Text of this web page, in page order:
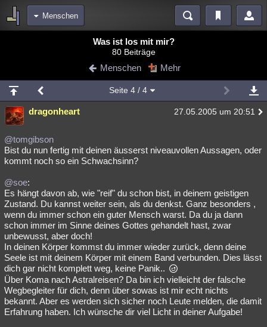
Menschen
Blogs
Chat Wiki Neuigkeiten
meine Rubriken
Menschen Wissenschaft Mystery Kriminalfälle
Spiritualität
Natur Umfragen Unterhaltung
weitere Rubriken
Philosophie Träume Orte Esoterik Literatur
Astronomie Helpdesk Gruppen Gaming Filme
Musik Clash Verbesserungen Allmystery English
Übersichten
Besucht Teilgenommen Alle Neue Geschlossen
Lesenswert Schlüsselwörter
Was ist los mit mir?
80 Beiträge
Menschen Mehr
Seite 4/ 4
dragonheart 27.05.2005 um 20:51
@tomgibson
Bist du nun fertig mit deinen äusserst niveauvollen Aussagen, oder
kommt noch so ein Schwachsinn?
@soe:
Es hängt davon ab, wie "reif" du schon bist, in deinem geistigen
Zustand. Du kannst weiter sein, als du denkst. Ganz besonders ,
wenn du immer schon ein guter Mensch warst. Da du ja dann
schon immer im Sinne deines Gottes gehandelt hast, zwar
unbewusst, aber doch!
In deinen Körper kommst du immer wieder zurück, denn deine
Seele ist mit deinem Körper mit einem Band verbunden. Dies lässt
dich gar nicht komplett weg, keine Panik..
Über Koma nach Astralreisen? Da bin ich vielleicht der falsche
Wegbegleiter für dich, denn über sowas ist mir echt nichts
bekannt. Aber es werden sich sicher noch Leute melden, die damit
Erfahrung haben. Ich wünsche dir viel Licht in deiner Aufgabe!